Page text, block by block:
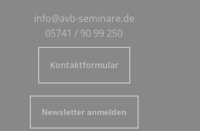
info@avb-seminare.de
05741 / 90 99 250
Kontaktformular
Newsletter anmelden